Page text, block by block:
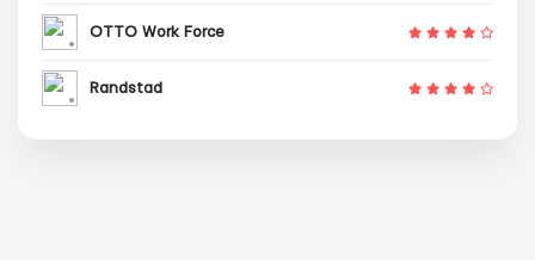
OTTO Work Force
Randstad